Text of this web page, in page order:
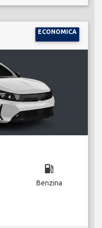
ECONOMICA
local_gas_station
Benzina